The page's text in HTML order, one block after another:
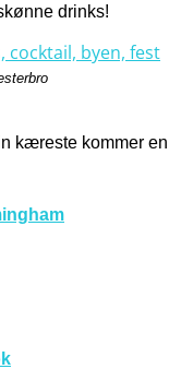
drinks!
kæreste kommer en